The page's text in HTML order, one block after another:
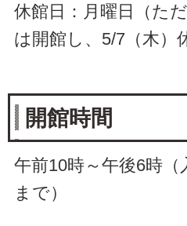
休館日：月曜日（た
は開館し、5/7（木）
開館時間
午前10時～午後6時（
まで）